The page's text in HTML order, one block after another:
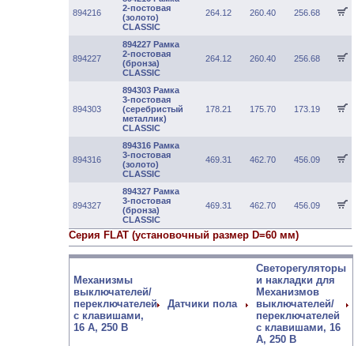
894216
2-постовая
(золото)
CLASSIC
264.12 260.40 256.68
894227
894227 Рамка
2-постовая
(бронза)
CLASSIC
264.12 260.40 256.68
894303
894303 Рамка
3-постовая
(серебристый
металлик)
CLASSIC
178.21 175.70 173.19
894316
894316 Рамка
3-постовая
(золото)
CLASSIC
469.31 462.70 456.09
894327
894327 Рамка
3-постовая
(бронза)
CLASSIC
469.31 462.70 456.09
Серия FLAT (установочный размер D=60 мм)
Механизмы
выключателей/
переключателей
с клавишами,
16 А, 250 В
Датчики пола
Светорегуляторы
и накладки для
Механизмов
выключателей/
переключателей
с клавишами, 16
А, 250 В